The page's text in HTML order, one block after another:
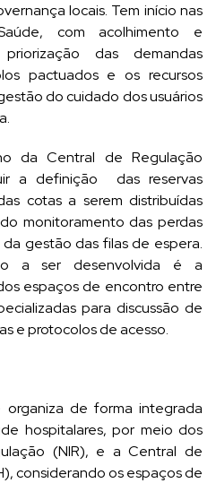
locais. Tem início nas
com acolhimento e
das demandas
pactuados e os recursos
do cuidado dos usuários
da Central de Regulação
a definição das reservas
cotas a serem distribuídas
monitoramento das perdas
gestão das filas de espera.
a ser desenvolvida é a
espaços de encontro entre
para discussão de
e protocolos de acesso.
organiza de forma integrada
hospitalares, por meio dos
(NIR), e a Central de
considerando os espaços de